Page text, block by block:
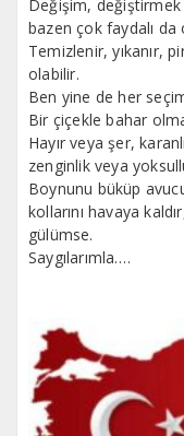
Değişim,
bazen çok faydalı da
Temizlenir, yıkanır,
olabilir.
Ben yine de her
Bir çiçekle bahar
Hayır veya şer,
zenginlik veya
Boynunu büküp
kollarını havaya
gülümse.
Saygılarımla….